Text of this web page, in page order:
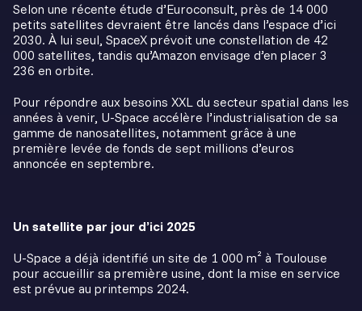
Selon une récente étude d’Euroconsult, près de 14 000
petits satellites devraient être lancés dans l’espace d’ici
2030. À lui seul, SpaceX prévoit une constellation de 42
000 satellites, tandis qu’Amazon envisage d’en placer 3
236 en orbite.
Pour répondre aux besoins XXL du secteur spatial dans les
années à venir, U-Space accélère l’industrialisation de sa
gamme de nanosatellites, notamment grâce à une
première levée de fonds de sept millions d’euros
annoncée en septembre.
Un satellite par jour d’ici 2025
U-Space a déjà identifié un site de 1 000 m² à Toulouse
pour accueillir sa première usine, dont la mise en service
est prévue au printemps 2024.